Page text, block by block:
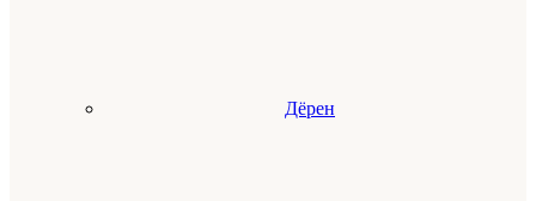
Дёрен